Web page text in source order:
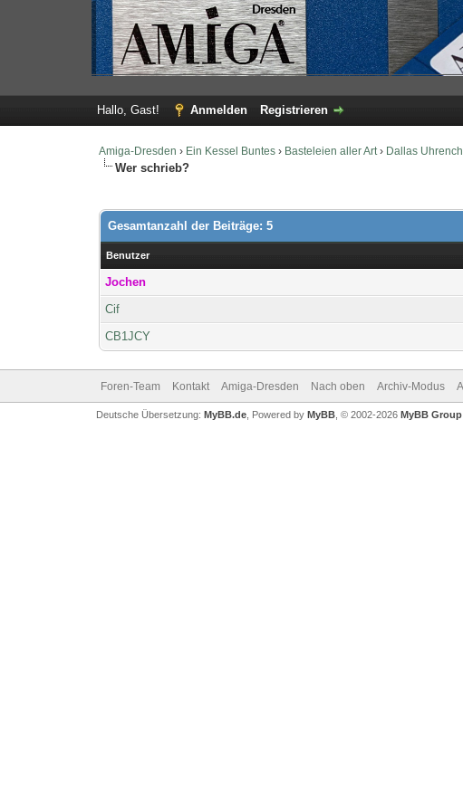
Hallo, Gast!
Anmelden Registrieren
Amiga-Dresden › Ein Kessel Buntes › Basteleien aller Art› Dallas
Wer schrieb?
Gesamtanzahl der Beiträge: 5
Benutzer
Jochen
Cif
CB1JCY
Foren-Team Kontakt Amiga-Dresden Nach oben Archiv-Modus
Deutsche Übersetzung: MyBB.de, Powered by MyBB, © 2002-2026 MyBB Group.